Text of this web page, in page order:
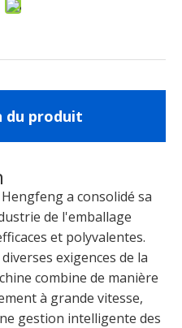
du produit
a consolidé sa
de l'emballage
et polyvalentes.
exigences de la
combine de manière
à grande vitesse,
gestion intelligente des